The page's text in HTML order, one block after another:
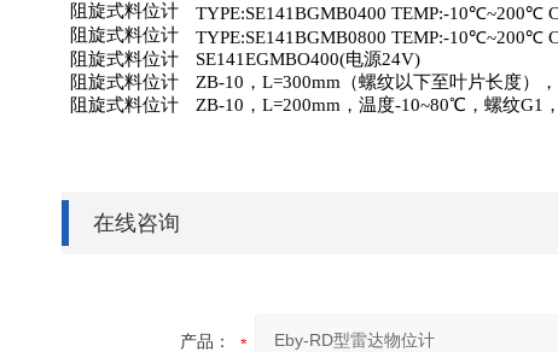
阻旋式料位计
TYPE:SE141BGMB0400 TEMP:-10℃~200℃
阻旋式料位计
TYPE:SE141BGMB0800 TEMP:-10℃~200℃
阻旋式料位计
SE141EGMBO400(电源24V)
阻旋式料位计
ZB-10 ， L=300mm （螺纹以下至叶片长度）
阻旋式料位计
ZB-10 ， L=200mm ，温度-10~80℃，螺纹G1 ，
在线咨询
产品：